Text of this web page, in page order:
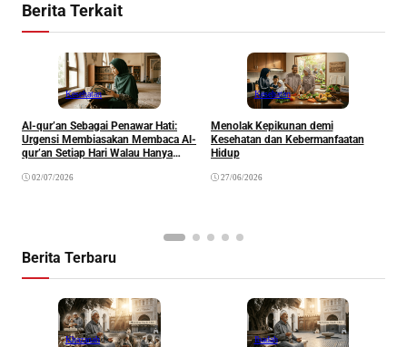
Berita Terkait
Kesehatan
Al-qur’an Sebagai Penawar Hati:
Urgensi Membiasakan Membaca Al-
qur’an Setiap Hari Walau Hanya
02/07/2026
Kesehatan
Menolak Kepikunan demi
Kesehatan dan Kebermanfaatan
Hidup
27/06/2026
Berita Terbaru
Khazanah Ibadah